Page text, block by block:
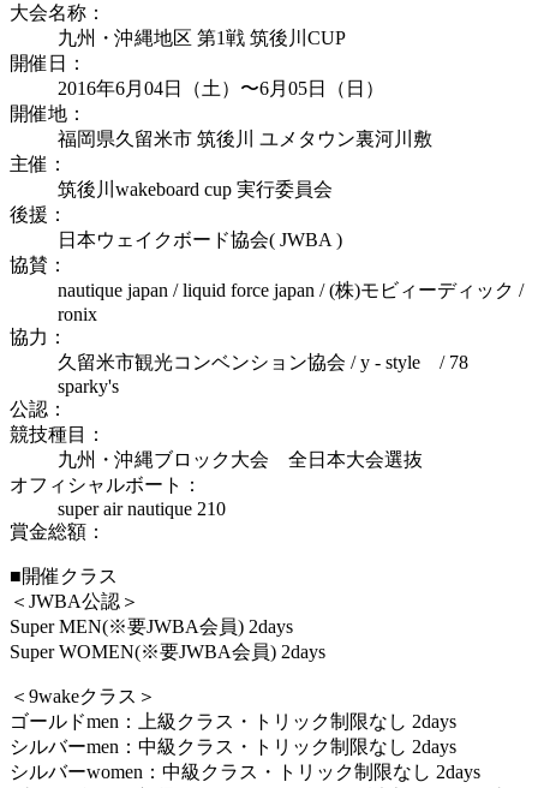
大会名称：
九州・沖縄地区 第1戦 筑後川CUP
開催日：
2016年6月04日（土）〜6月05日（日）
開催地：
福岡県久留米市 筑後川 ユメタウン裏河川敷
主催：
筑後川wakeboard cup 実行委員会
後援：
日本ウェイクボード協会( JWBA )
協賛：
nautique japan / liquid force japan / (株)モビィーディック /
ronix
協力：
久留米市観光コンベンション協会 / y - style / 78
sparky's
公認：
競技種目：
九州・沖縄ブロック大会 全日本大会選抜
オフィシャルボート：
super air nautique 210
賞金総額：
■開催クラス
＜JWBA公認＞
Super MEN(※要JWBA会員) 2days
Super WOMEN(※要JWBA会員) 2days
＜9wakeクラス＞
ゴールドmen：上級クラス・トリック制限なし 2days
シルバーmen：中級クラス・トリック制限なし 2days
シルバーwomen：中級クラス・トリック制限なし 2days